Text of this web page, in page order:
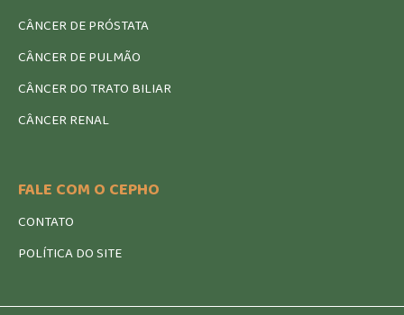
CÂNCER DE PRÓSTATA
CÂNCER DE PULMÃO
CÂNCER DO TRATO BILIAR
CÂNCER RENAL
FALE COM O CEPHO
CONTATO
POLÍTICA DO SITE